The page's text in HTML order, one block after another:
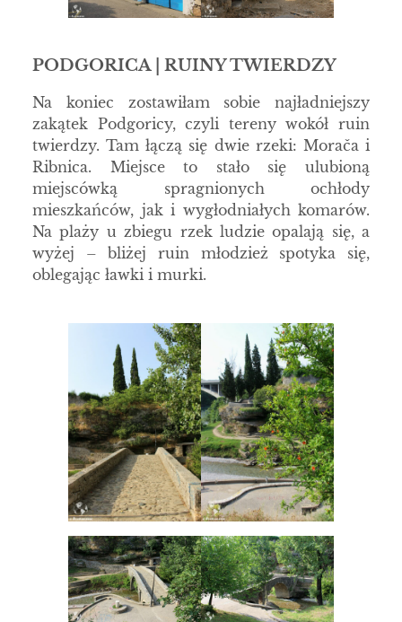
PODGORICA | RUINY TWIERDZY
Na koniec zostawiłam sobie najładniejszy
zakątek Podgoricy, czyli tereny wokół ruin
twierdzy. Tam łączą się dwie rzeki: Morača i
Ribnica. Miejsce to stało się ulubioną
miejscówką spragnionych ochłody
mieszkańców, jak i wygłodniałych komarów.
Na plaży u zbiegu rzek ludzie opalają się, a
wyżej – bliżej ruin młodzież spotyka się,
oblegając ławki i murki.